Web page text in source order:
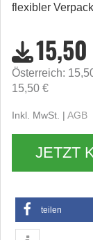
flexibler
Österreich:
15,50 €
Inkl. MwSt. | AGB
JETZT
teilen